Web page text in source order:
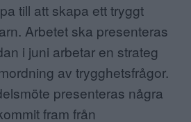
till att skapa ett tryggt
Arbetet ska presenteras
i juni arbetar en strateg
av trygghetsfrågor.
presenteras några
fram från